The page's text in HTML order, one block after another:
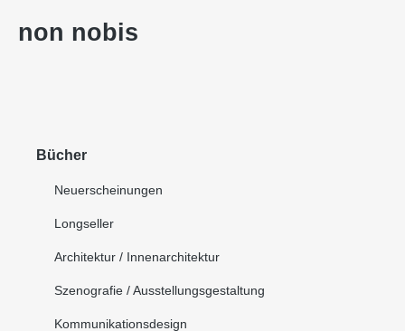
non nobis
Bücher
Neuerscheinungen
Longseller
Architektur / Innenarchitektur
Szenografie / Ausstellungsgestaltung
Kommunikationsdesign